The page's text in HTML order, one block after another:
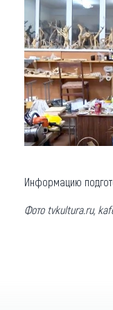
Информацию
Фото tvkultura.ru,